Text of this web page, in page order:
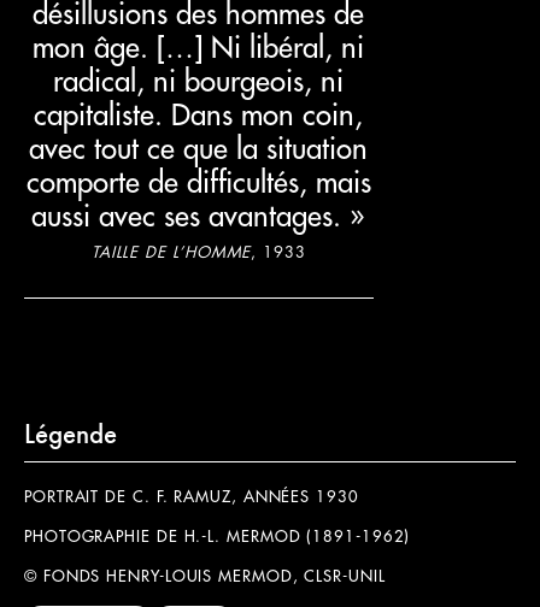
désillusions des hommes de
mon âge. […] Ni libéral, ni
radical, ni bourgeois, ni
capitaliste. Dans mon coin,
avec tout ce que la situation
comporte de difficultés, mais
aussi avec ses avantages. »
TAILLE DE L’HOMME, 1933
Légende
PORTRAIT DE C. F. RAMUZ, ANNÉES 1930
PHOTOGRAPHIE DE H.-L. MERMOD (1891-1962)
© FONDS HENRY-LOUIS MERMOD, CLSR-UNIL